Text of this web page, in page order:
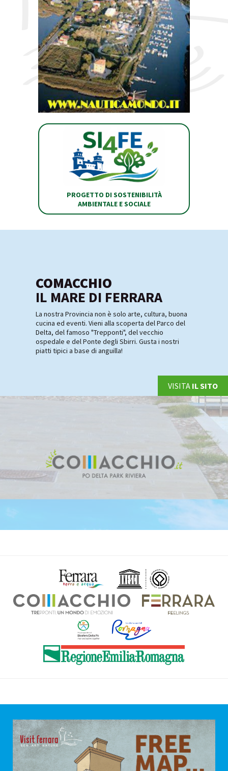
PROGETTO DI SOSTENIBILITÀ
AMBIENTALE E SOCIALE
COMACCHIO
IL MARE DI FERRARA
La nostra Provincia non è solo arte, cultura, buona
cucina ed eventi. Vieni alla scoperta del Parco del
Delta, del famoso "Trepponti", del vecchio
ospedale e del Ponte degli Sbirri. Gusta i nostri
piatti tipici a base di anguilla!
VISITA IL SITO